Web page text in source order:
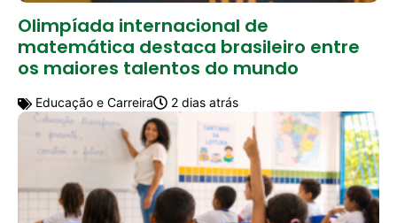
Olimpíada internacional de
matemática destaca brasileiro entre
os maiores talentos do mundo
Educação e Carreira 2 dias atrás